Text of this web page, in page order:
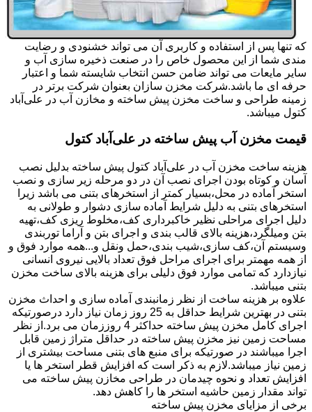
که تنها پس از استفاده و کاربری آن می تواند خشنودی و رضایت
مندی شما از این محصول خاص را در صنعت ذخیره سازی آب و
سایر مایعات می تواند ضامن حسن انتخاب شایسته شما و اعتبار
حرفه ای ما باشد.شرکت مخزن سازان بعنوان شرکت برتر در
زمینه طراحی و ساخت مخزن پیش ساخته و مخازن آب در علی‌آباد
کتول میباشد.
قیمت مخزن آب پیش ساخته در علی‌آباد کتول
هزینه ساخت مخزن آب در علی‌آباد کتول پیش ساخته بدلیل نصب
آسان و کوتاه بودن اجرای نصب آن در دو مرحله زیر سازی و نصب
استخر آماده در محل،بسیار کمتر از استخرهای بتنی می باشد زیرا
استخرهای بتنی به دلیل شرایط آماده سازی دشوار و طولانی به
دلیل اجرای مراحلی نظیر خاکبرداری کف،مخلوط ریزی کف،تهیه
بتن ومیلگرد،هزینه بالای قالب بندی و اجرای بتن و آراما توربندی
وسیستم آن،کف سازی،شیب بندی،حمل ونقل و...همه موارد فوق و
از همه مهمتر برای اجرای مراحل فوق تعداد بالایی نیروی انسانی
نیازدارد که تمامی موارد فوق دلیلی برای هزینه بالای ساخت مخزن
بتنی میباشد.
علاوه بر هزینه ساخت از نظر زمانبندی آماده سازی و احداث مخزن
بتنی در بهترین شرایط حداقل به 25 روز زمان نیاز دارد درصورتیکه
اجرای کامل مخزن پیش ساخته حداکثر 4 روززمان می برد.از نظر
مساحت زمین نیز مخزن پیش ساخته در حداقل متراژ زمین قابل
اجرا میباشند در صورتیکه برای منبع های بتنی مساحت بیشتری از
زمین نیاز میباشد.لازم به ذکر است که افزایش قطر استخر ها یا
افزایش تعداد و نحوه چیدمان در طراحی مخازن پیش ساخته می
تواند مقدار زمین حاشیه استخر ها را کاهش دهد.
برخی از مزایای مخزن پیش ساخته